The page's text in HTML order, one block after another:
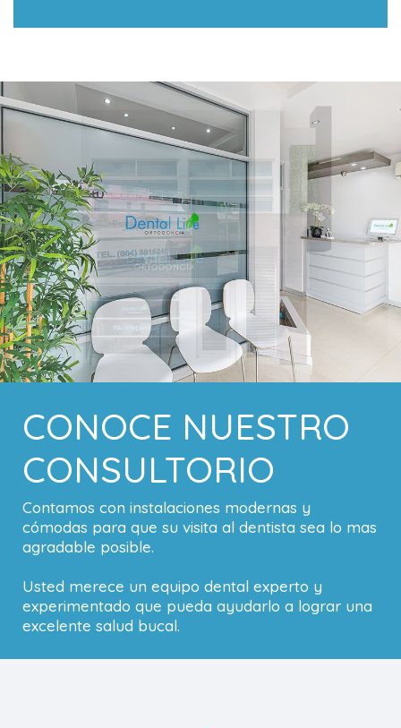
CONOCE NUESTRO
CONSULTORIO
Contamos con instalaciones modernas y
cómodas para que su visita al dentista sea lo mas
agradable posible.
Usted merece un equipo dental experto y
experimentado que pueda ayudarlo a lograr una
excelente salud bucal.